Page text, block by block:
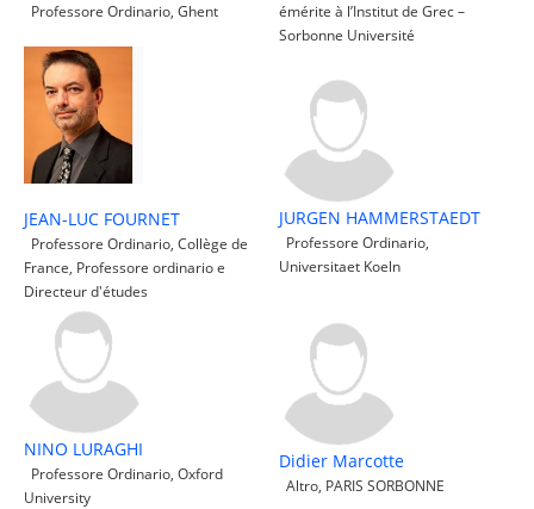
Professore Ordinario, Ghent
émérite à l’Institut de Grec –
Sorbonne Université
JEAN-LUC FOURNET
Professore Ordinario, Collège de
France, Professore ordinario e
Directeur d'études
JURGEN HAMMERSTAEDT
Professore Ordinario,
Universitaet Koeln
NINO LURAGHI
Professore Ordinario, Oxford
University
Didier Marcotte
Altro, PARIS SORBONNE